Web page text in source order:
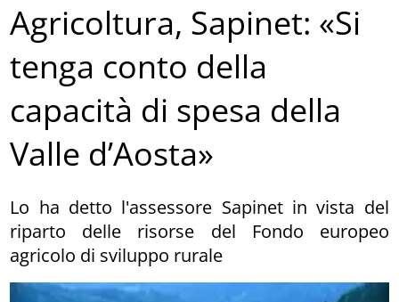
Agricoltura, Sapinet: «Si
tenga conto della
capacità di spesa della
Valle d’Aosta»
Lo ha detto l'assessore Sapinet in vista del
riparto delle risorse del Fondo europeo
agricolo di sviluppo rurale